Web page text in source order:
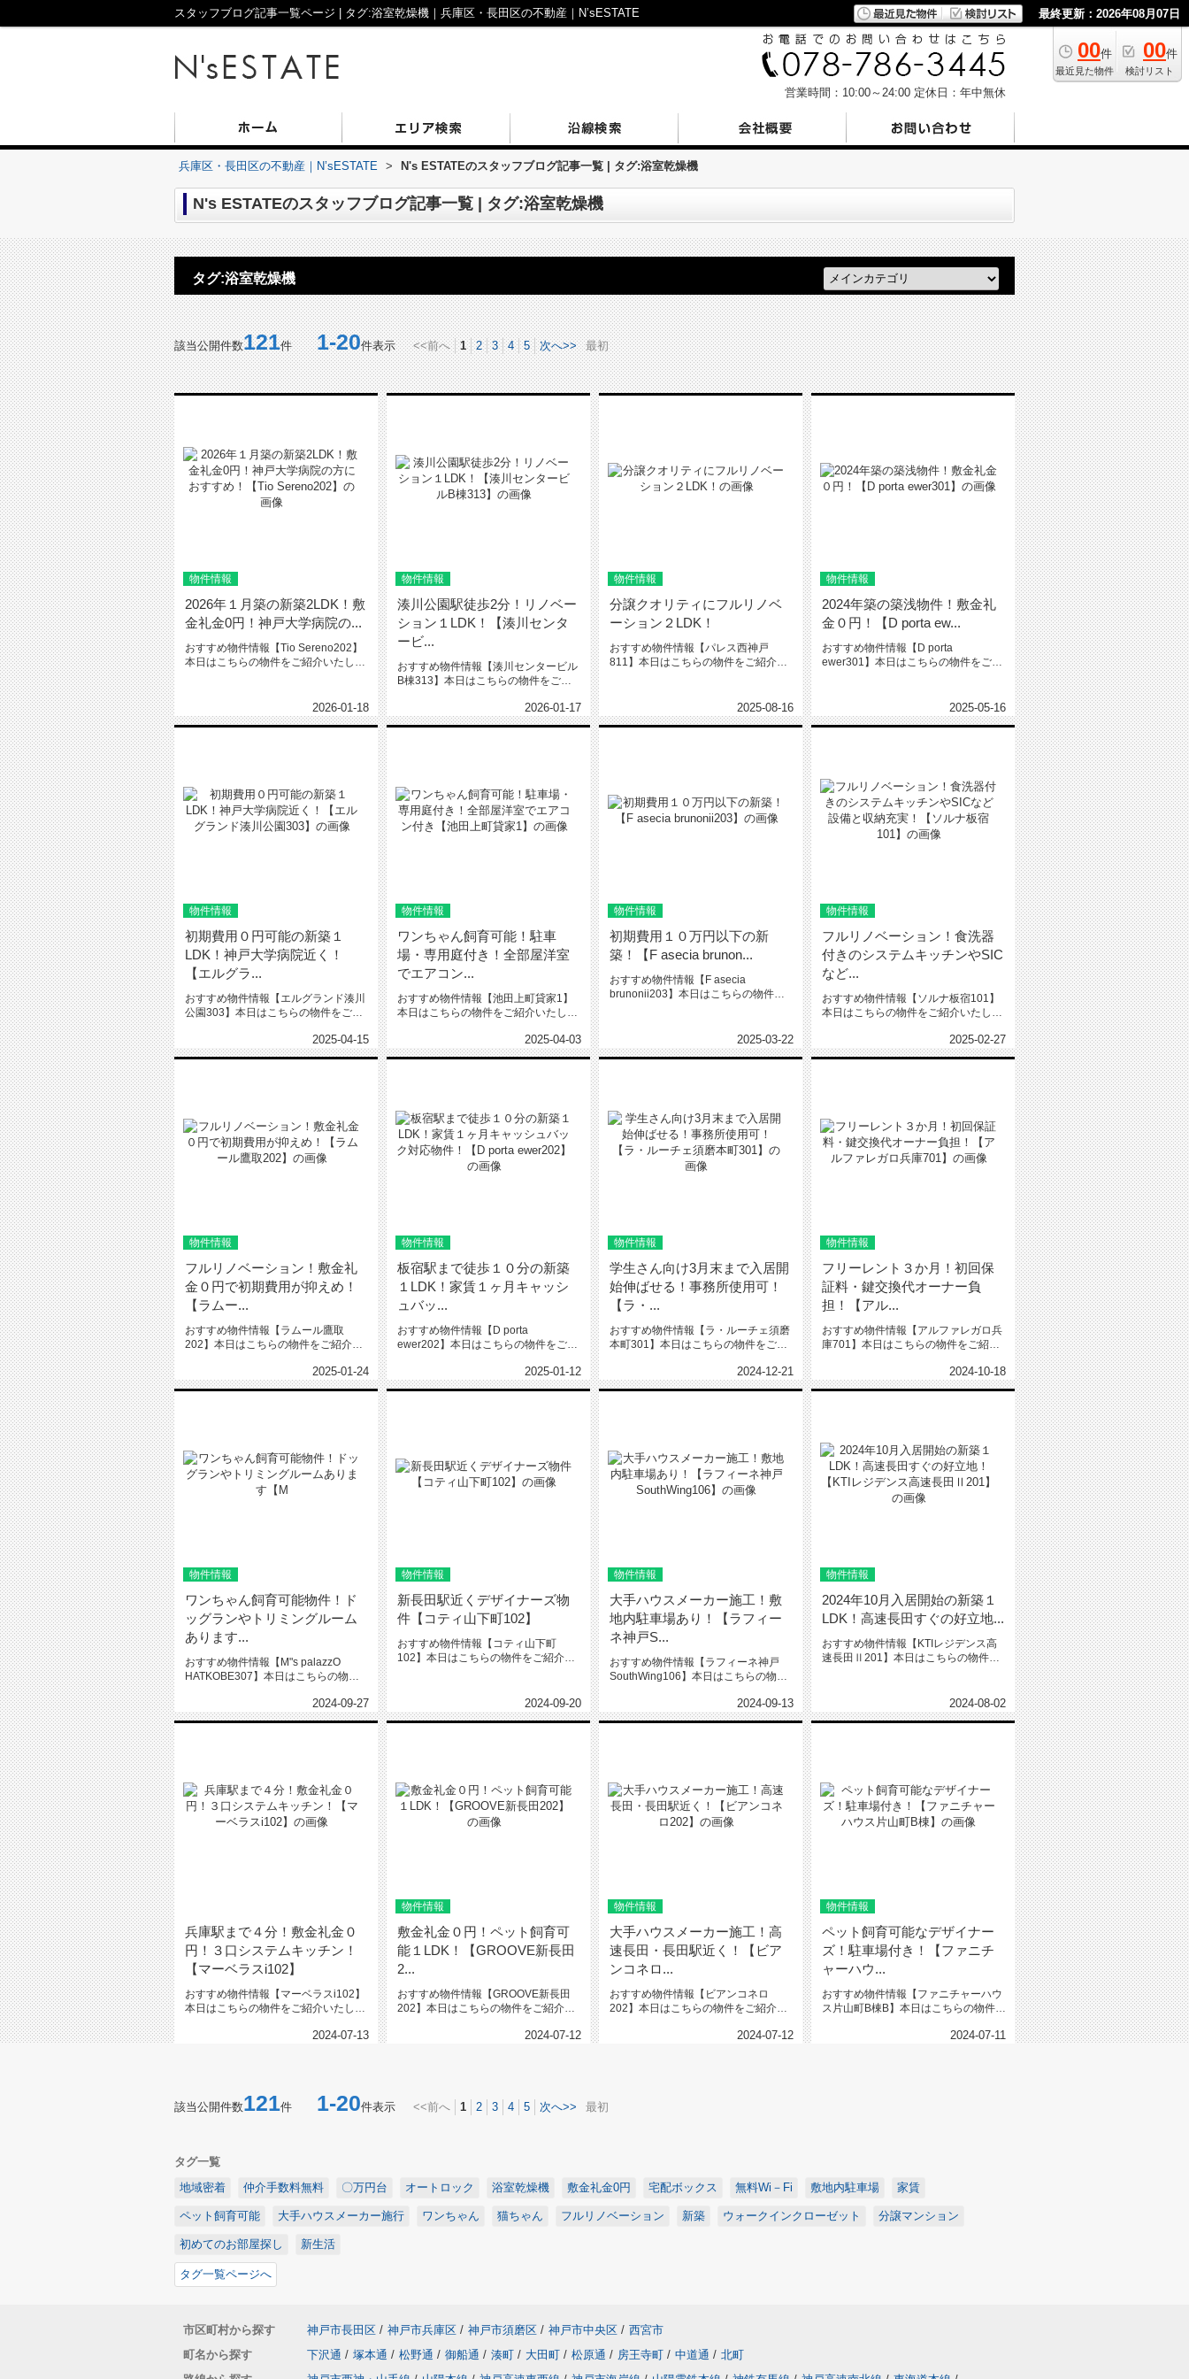
スタッフブログ記事一覧ページ | タグ:浴室乾燥機｜兵庫区・長田区の不動産｜N’sESTATE 最終更新：2026年08月07日
00件
最近見た物件
00件
検討リスト
営業時間：10:00～24:00 定休日：年中無休
兵庫区・長田区の不動産｜N’sESTATE > N's ESTATEのスタッフブログ記事一覧 | タグ:浴室乾燥機
N's ESTATEのスタッフブログ記事一覧 | タグ:浴室乾燥機
タグ:浴室乾燥機
該当公開件数121件1-20件表示 <<前へ 1 2 3 4 5 次へ>> 最初
物件情報
2026年１月築の新築2LDK！敷
金礼金0円！神戸大学病院の...
おすすめ物件情報【Tio Sereno202】
本日はこちらの物件をご紹介いたしま
2026-01-18
物件情報
湊川公園駅徒歩2分！リノベー
ション１LDK！【湊川センタ
ービ...
おすすめ物件情報【湊川センタービル
B棟313】本日はこちらの物件をご紹
2026-01-17
物件情報
分譲クオリティにフルリノベ
ーション２LDK！
おすすめ物件情報【パレス西神戸
811】本日はこちらの物件をご紹介い
2025-08-16
物件情報
2024年築の築浅物件！敷金礼
金０円！【D porta ew...
おすすめ物件情報【D porta
ewer301】本日はこちらの物件をご紹
2025-05-16
物件情報
初期費用０円可能の新築１
LDK！神戸大学病院近く！
【エルグラ...
おすすめ物件情報【エルグランド湊川
公園303】本日はこちらの物件をご紹
2025-04-15
物件情報
ワンちゃん飼育可能！駐車
場・専用庭付き！全部屋洋室
でエアコン...
おすすめ物件情報【池田上町貸家1】
本日はこちらの物件をご紹介いたしま
2025-04-03
物件情報
初期費用１０万円以下の新
築！【F asecia brunon...
おすすめ物件情報【F asecia
brunonii203】本日はこちらの物件を
2025-03-22
物件情報
フルリノベーション！食洗器
付きのシステムキッチンやSIC
など...
おすすめ物件情報【ソルナ板宿101】
本日はこちらの物件をご紹介いたしま
2025-02-27
物件情報
フルリノベーション！敷金礼
金０円で初期費用が抑えめ！
【ラムー...
おすすめ物件情報【ラムール鷹取
202】本日はこちらの物件をご紹介い
2025-01-24
物件情報
板宿駅まで徒歩１０分の新築
１LDK！家賃１ヶ月キャッシ
ュバッ...
おすすめ物件情報【D porta
ewer202】本日はこちらの物件をご紹
2025-01-12
物件情報
学生さん向け3月末まで入居開
始伸ばせる！事務所使用可！
【ラ・...
おすすめ物件情報【ラ・ルーチェ須磨
本町301】本日はこちらの物件をご紹
2024-12-21
物件情報
フリーレント３か月！初回保
証料・鍵交換代オーナー負
担！【アル...
おすすめ物件情報【アルファレガロ兵
庫701】本日はこちらの物件をご紹介
2024-10-18
物件情報
ワンちゃん飼育可能物件！ド
ッグランやトリミングルーム
あります...
おすすめ物件情報【M"s palazzO
HATKOBE307】本日はこちらの物件
2024-09-27
物件情報
新長田駅近くデザイナーズ物
件【コティ山下町102】
おすすめ物件情報【コティ山下町
102】本日はこちらの物件をご紹介い
2024-09-20
物件情報
大手ハウスメーカー施工！敷
地内駐車場あり！【ラフィー
ネ神戸S...
おすすめ物件情報【ラフィーネ神戸
SouthWing106】本日はこちらの物件
2024-09-13
物件情報
2024年10月入居開始の新築１
LDK！高速長田すぐの好立地...
おすすめ物件情報【KTIレジデンス高
速長田Ⅱ201】本日はこちらの物件を
2024-08-02
兵庫駅まで４分！敷金礼金０
円！３口システムキッチン！
【マーベラスi102】
おすすめ物件情報【マーベラスi102】
本日はこちらの物件をご紹介いたしま
2024-07-13
物件情報
敷金礼金０円！ペット飼育可
能１LDK！【GROOVE新長田
2...
おすすめ物件情報【GROOVE新長田
202】本日はこちらの物件をご紹介い
2024-07-12
物件情報
大手ハウスメーカー施工！高
速長田・長田駅近く！【ビア
ンコネロ...
おすすめ物件情報【ビアンコネロ
202】本日はこちらの物件をご紹介い
2024-07-12
物件情報
ペット飼育可能なデザイナー
ズ！駐車場付き！【ファニチ
ャーハウ...
おすすめ物件情報【ファニチャーハウ
ス片山町B棟B】本日はこちらの物件を
2024-07-11
該当公開件数121件 1-20件表示 <<前へ 1 2 3 4 5 次へ>> 最初
タグ一覧
地域密着
仲介手数料無料 〇万円台 オートロック 浴室乾燥機 敷金礼金0円 宅配ボックス 無料Wi－Fi 敷地内駐車場 家賃
ペット飼育可能 大手ハウスメーカー施行 ワンちゃん 猫ちゃん フルリノベーション 新築 ウォークインクローゼット 分譲マンション
初めてのお部屋探し 新生活
タグ一覧ページへ
市区町村から探す 神戸市長田区 / 神戸市兵庫区 / 神戸市須磨区 / 神戸市中央区 / 西宮市
町名から探す
下沢通 / 塚本通 / 松野通 / 御船通 / 湊町 / 大田町 / 松原通 / 房王寺町 / 中道通 / 北町